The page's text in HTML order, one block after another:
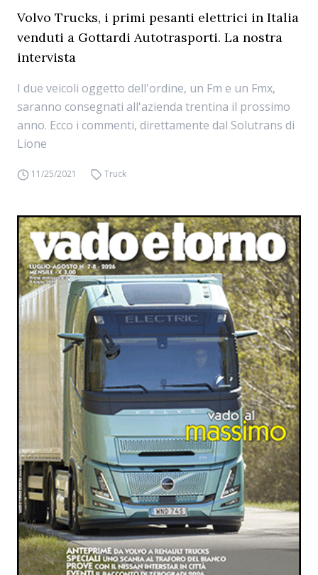
Volvo Trucks, i primi pesanti elettrici in Italia
venduti a Gottardi Autotrasporti. La nostra
intervista
I due veicoli oggetto dell'ordine, un Fm e un Fmx,
saranno consegnati all'azienda trentina il prossimo
anno. Ecco i commenti, direttamente dal Solutrans di
Lione
11/25/2021 Truck